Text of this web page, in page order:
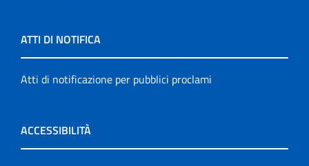
ATTI DI NOTIFICA
Atti di notificazione per pubblici proclami
ACCESSIBILITÀ